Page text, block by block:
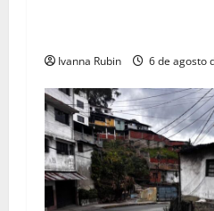
Ivanna Rubin 6 de agosto